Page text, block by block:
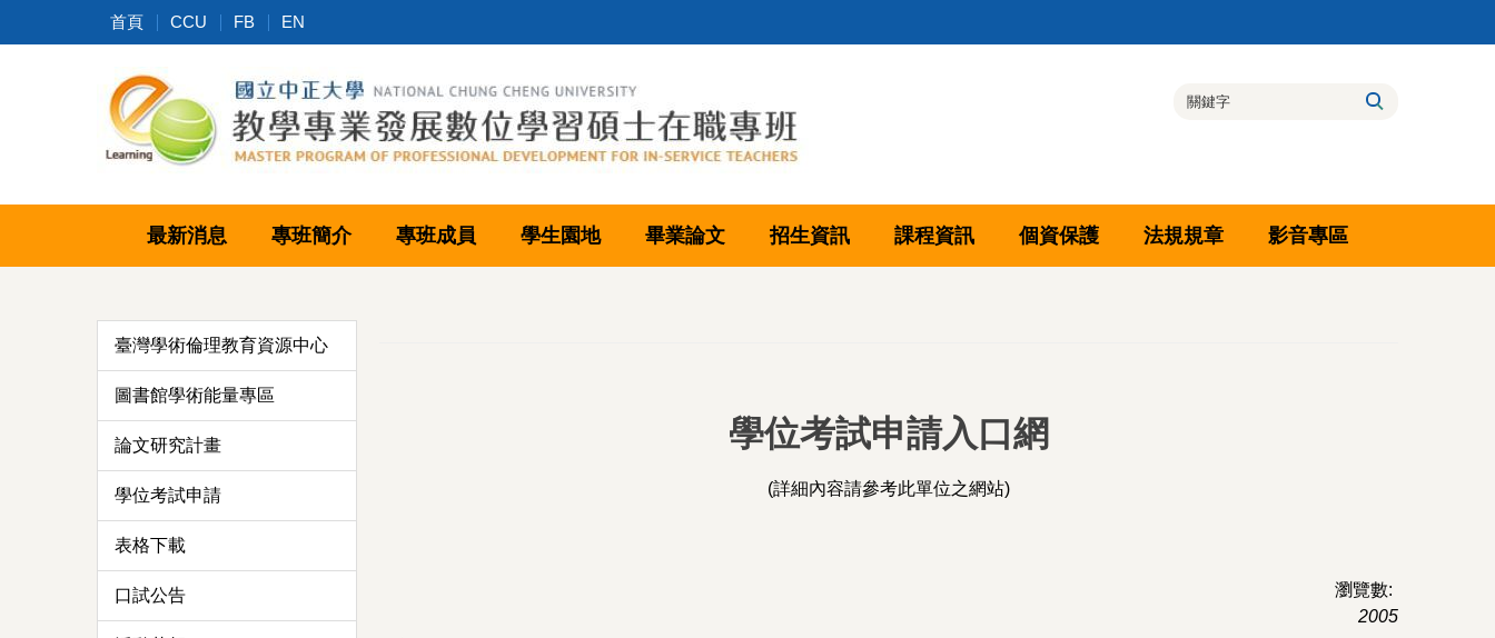
到
首頁 CCU FB EN
最新消息 專班簡介 專班成員 學生園地 畢業論文 招生資訊 課程資訊 個資保護 法規規章 影音專區
臺灣學術倫理教育資源中心
圖書館學術能量專區
論文研究計畫
學位考試申請
表格下載
口試公告
學位考試申請入口網
(詳細內容請參考此單位之網站)
瀏覽數:
2005